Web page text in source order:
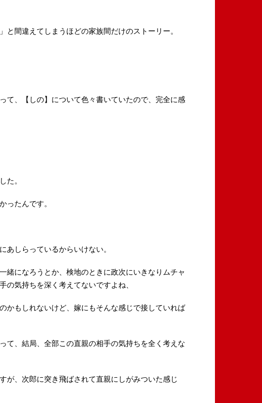
と間違えてしまうほどの家族間だけのストーリー。
て、【しの】について色々書いていたので、完全に感
た。
ったんです。
あしらっているからいけない。
緒になろうとか、検地のときに政次にいきなりムチャ
の気持ちを深く考えてないですよね、
かもしれないけど、嫁にもそんな感じで接していれば
て、結局、全部この直親の相手の気持ちを全く考えな
が、次郎に突き飛ばされて直親にしがみついた感じ